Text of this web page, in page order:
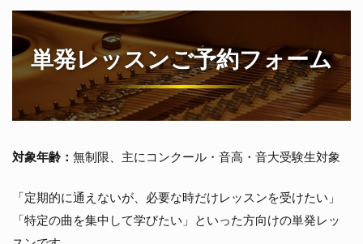
単発レッスンご予約フォーム
対象年齢： 無制限、主にコンクール・音高・音大受験生対象
「定期的に通えないが、必要な時だけレッスンを受けたい」
「特定の曲を集中して学びたい」といった方向けの単発レッ